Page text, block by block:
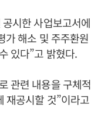
시한 사업보고서에
가 해소 및 주주환원
있다”고 밝혔다.
관련 내용을 구체적
재공시할 것”이라고